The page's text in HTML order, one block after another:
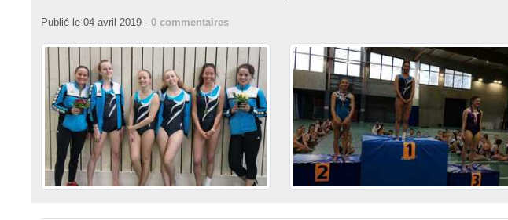
Publié le 04 avril 2019 - 0 commentaires